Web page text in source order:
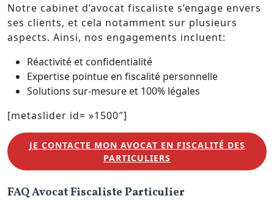
Notre cabinet d’avocat fiscaliste s’engage envers
ses clients, et cela notamment sur plusieurs
aspects. Ainsi, nos engagements incluent:
Réactivité et confidentialité
Expertise pointue en fiscalité personnelle
Solutions sur-mesure et 100% légales
[metaslider id= »1500″]
JE CONTACTE MON AVOCAT EN FISCALITÉ DES
PARTICULIERS
FAQ Avocat Fiscaliste Particulier